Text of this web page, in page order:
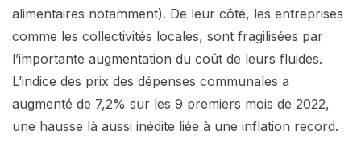
alimentaires notamment). De leur côté, les entreprises
comme les collectivités locales, sont fragilisées par
l’importante augmentation du coût de leurs fluides.
L’indice des prix des dépenses communales a
augmenté de 7,2% sur les 9 premiers mois de 2022,
une hausse là aussi inédite liée à une inflation record.